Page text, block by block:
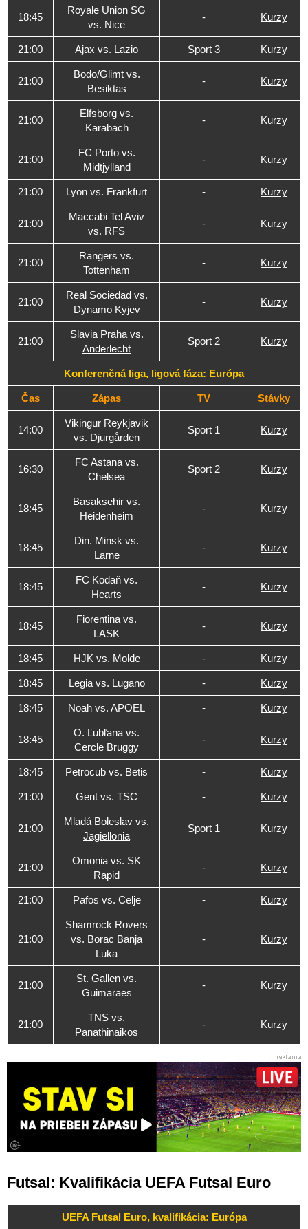
18:45
Royale Union SG
vs. Nice
- Kurzy
21:00 Ajax vs. Lazio Sport 3 Kurzy
21:00
Bodo/Glimt vs.
Besiktas
- Kurzy
21:00
Elfsborg vs.
Karabach
- Kurzy
21:00
FC Porto vs.
Midtjylland
- Kurzy
21:00 Lyon vs. Frankfurt - Kurzy
21:00
Maccabi Tel Aviv
vs. RFS
- Kurzy
21:00
Rangers vs.
Tottenham
- Kurzy
21:00
Real Sociedad vs.
Dynamo Kyjev
- Kurzy
21:00
Slavia Praha vs.
Anderlecht
Sport 2 Kurzy
Konferenčná liga, ligová fáza: Európa
Čas Zápas TV Stávky
14:00
Vikingur Reykjavik
vs. Djurgården
Sport 1 Kurzy
16:30
FC Astana vs.
Chelsea
Sport 2 Kurzy
18:45
Basaksehir vs.
Heidenheim
- Kurzy
18:45
Din. Minsk vs.
Larne
- Kurzy
18:45
FC Kodaň vs.
Hearts
- Kurzy
18:45
Fiorentina vs.
LASK
- Kurzy
18:45 HJK vs. Molde - Kurzy
18:45 Legia vs. Lugano - Kurzy
18:45 Noah vs. APOEL - Kurzy
18:45
O. Ľubľana vs.
Cercle Bruggy
- Kurzy
18:45 Petrocub vs. Betis - Kurzy
21:00 Gent vs. TSC - Kurzy
21:00
Mladá Boleslav vs.
Jagiellonia
Sport 1 Kurzy
21:00
Omonia vs. SK
Rapid
- Kurzy
21:00 Pafos vs. Celje - Kurzy
21:00
Shamrock Rovers
vs. Borac Banja
Luka
- Kurzy
21:00
St. Gallen vs.
Guimaraes
- Kurzy
21:00
TNS vs.
Panathinaikos
- Kurzy
Futsal: Kvalifikácia UEFA Futsal Euro
UEFA Futsal Euro, kvalifikácia: Európa